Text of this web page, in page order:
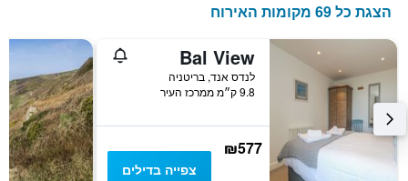
הצגת כל 69 מקומות האירוח
Bal View
לנדס אנד, בריטניה
9.8 ק״מ ממרכז העיר
₪577
צפייה בדילים